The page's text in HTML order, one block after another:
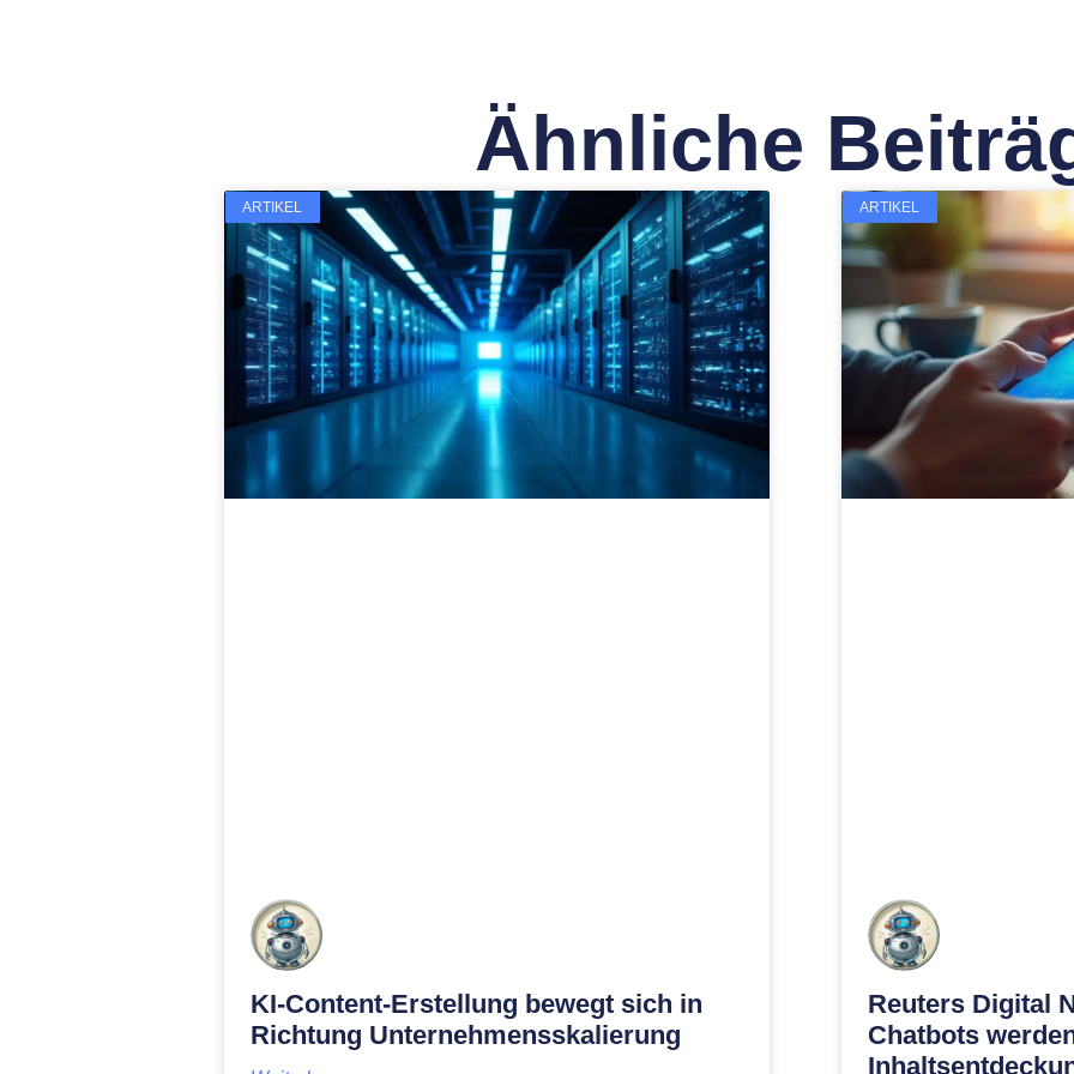
Ähnliche
ARTIKEL
KI-Content-Erstellung bewegt sich in
Richtung Unternehmensskalierung
ARTIKEL
Reuters Digital
Chatbots